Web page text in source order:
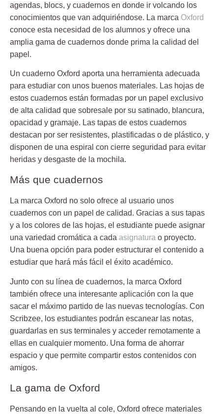
agendas, blocs, y cuadernos en donde ir volcando los
conocimientos que van adquiriéndose. La marca Oxford
conoce esta necesidad de los alumnos y ofrece una
amplia gama de cuadernos donde prima la calidad del
papel.
Un cuaderno Oxford aporta una herramienta adecuada
para estudiar con unos buenos materiales. Las hojas de
estos cuadernos están formadas por un papel exclusivo
de alta calidad que sobresale por su satinado, blancura,
opacidad y gramaje. Las tapas de estos cuadernos
destacan por ser resistentes, plastificadas o de plástico, y
disponen de una espiral con cierre seguridad para evitar
heridas y desgaste de la mochila.
Más que cuadernos
La marca Oxford no solo ofrece al usuario unos
cuadernos con un papel de calidad. Gracias a sus tapas
y a los colores de las hojas, el estudiante puede asignar
una variedad cromática a cada asignatura o proyecto.
Una buena opción para poder estructurar el contenido a
estudiar que hará más fácil el éxito académico.
Junto con su línea de cuadernos, la marca Oxford
también ofrece una interesante aplicación con la que
sacar el máximo partido de las nuevas tecnologías. Con
Scribzee, los estudiantes podrán escanear las notas,
guardarlas en sus terminales y acceder remotamente a
ellas en cualquier momento. Una forma de ahorrar
espacio y que permite compartir estos contenidos con
amigos.
La gama de Oxford
Pensando en la vuelta al cole, Oxford ofrece materiales